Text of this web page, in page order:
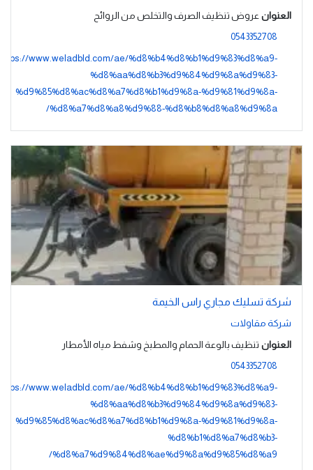
العنوان عروض تنظيف الصرف والتخلص من الروائح
0543352708
https://www.weladbld.com/ae/%d8%b4%d8%b1%d9%83%d8%a9-
%d8%aa%d8%b3%d9%84%d9%8a%d9%83-
%d9%85%d8%ac%d8%a7%d8%b1%d9%8a-%d9%81%d9%8a-
%d8%a7%d8%a8%d9%88-%d8%b8%d8%a8%d9%8a/
شركة تسليك مجاري راس الخيمة
شركة مقاولات
العنوان تنظيف بالوعة الحمام والمطبخ وشفط مياه الأمطار
0543352708
https://www.weladbld.com/ae/%d8%b4%d8%b1%d9%83%d8%a9-
%d8%aa%d8%b3%d9%84%d9%8a%d9%83-
%d9%85%d8%ac%d8%a7%d8%b1%d9%8a-%d9%81%d9%8a-
%d8%b1%d8%a7%d8%b3-
%d8%a7%d9%84%d8%ae%d9%8a%d9%85%d8%a9/